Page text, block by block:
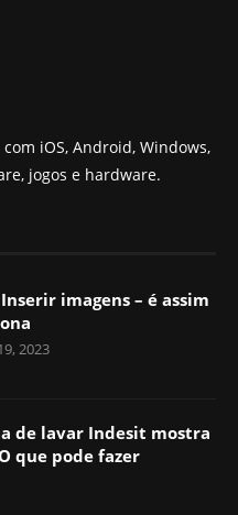
iOS, Android, Windows,
jogos e hardware.
imagens – é assim
2023
de lavar Indesit mostra
que pode fazer